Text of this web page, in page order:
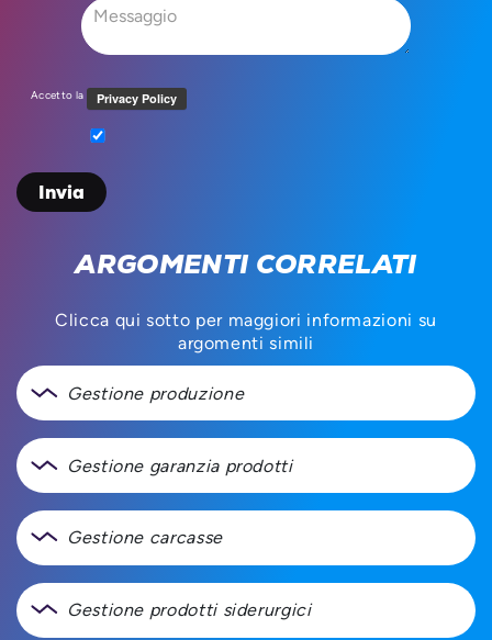
Accetto la
ARGOMENTI CORRELATI
Clicca qui sotto per maggiori informazioni su
argomenti simili
Gestione produzione
Gestione garanzia prodotti
Gestione carcasse
Gestione prodotti siderurgici